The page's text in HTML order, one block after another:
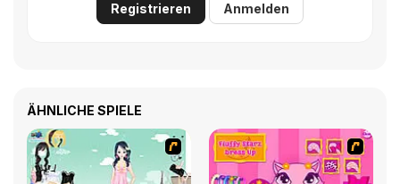
Registrieren Anmelden
ÄHNLICHE SPIELE